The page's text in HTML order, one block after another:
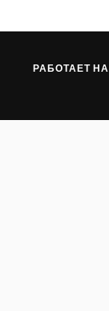
РАБОТАЕТ НА